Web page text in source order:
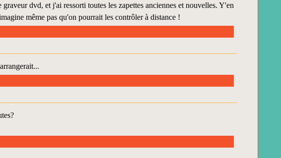
dvd, et j'ai ressorti toutes les zapettes anciennes et nouvelles. Y'en
même pas qu'on pourrait les contrôler à distance !